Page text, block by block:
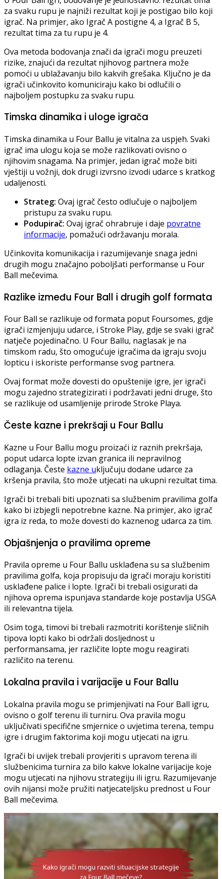
za svaku rupu je najniži rezultat koji je postigao bilo koji
igrač. Na primjer, ako Igrač A postigne 4, a Igrač B 5,
rezultat tima za tu rupu je 4.
Ova metoda bodovanja znači da igrači mogu preuzeti
rizike, znajući da rezultat njihovog partnera može
pomoći u ublažavanju bilo kakvih grešaka. Ključno je da
igrači učinkovito komuniciraju kako bi odlučili o
najboljem postupku za svaku rupu.
Timska dinamika i uloge igrača
Timska dinamika u Four Ballu je vitalna za uspjeh. Svaki
igrač ima ulogu koja se može razlikovati ovisno o
njihovim snagama. Na primjer, jedan igrač može biti
vještiji u vožnji, dok drugi izvrsno izvodi udarce s kratkog
udaljenosti.
Strateg: Ovaj igrač često odlučuje o najboljem
pristupu za svaku rupu.
Podupirač: Ovaj igrač ohrabruje i daje povratne
informacije, pomažući održavanju morala.
Učinkovita komunikacija i razumijevanje snaga jedni
drugih mogu značajno poboljšati performanse u Four
Ball mečevima.
Razlike između Four Ball i drugih golf formata
Four Ball se razlikuje od formata poput Foursomes, gdje
igrači izmjenjuju udarce, i Stroke Play, gdje se svaki igrač
natječe pojedinačno. U Four Ballu, naglasak je na
timskom radu, što omogućuje igračima da igraju svoju
lopticu i iskoriste performanse svog partnera.
Ovaj format može dovesti do opuštenije igre, jer igrači
mogu zajedno strategizirati i podržavati jedni druge, što
se razlikuje od usamljenije prirode Stroke Playa.
Česte kazne i prekršaji u Four Ballu
Kazne u Four Ballu mogu proizaći iz raznih prekršaja,
poput udarca lopte izvan granica ili nepravilnog
odlaganja. Česte kazne uključuju dodane udarce za
kršenja pravila, što može utjecati na ukupni rezultat tima.
Igrači bi trebali biti upoznati sa službenim pravilima golfa
kako bi izbjegli nepotrebne kazne. Na primjer, ako igrač
igra iz reda, to može dovesti do kaznenog udarca za tim.
Objašnjenja o pravilima opreme
Pravila opreme u Four Ballu usklađena su sa službenim
pravilima golfa, koja propisuju da igrači moraju koristiti
usklađene palice i lopte. Igrači bi trebali osigurati da
njihova oprema ispunjava standarde koje postavlja USGA
ili relevantna tijela.
Osim toga, timovi bi trebali razmotriti korištenje sličnih
tipova lopti kako bi održali dosljednost u
performansama, jer različite lopte mogu reagirati
različito na terenu.
Lokalna pravila i varijacije u Four Ballu
Lokalna pravila mogu se primjenjivati na Four Ball igru,
ovisno o golf terenu ili turniru. Ova pravila mogu
uključivati specifične smjernice o uvjetima terena, tempu
igre i drugim faktorima koji mogu utjecati na igru.
Igrači bi uvijek trebali provjeriti s upravom terena ili
službenicima turnira za bilo kakve lokalne varijacije koje
mogu utjecati na njihovu strategiju ili igru. Razumijevanje
ovih nijansi može pružiti natjecateljsku prednost u Four
Ball mečevima.